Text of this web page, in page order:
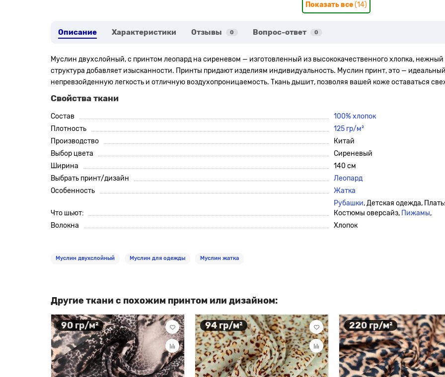
Показать все(14)
Описание Характеристики Отзывы 0 Вопрос-ответ 0
Муслин двухслойный, с принтом леопард на сиреневом — изготовленный из высококачественного хлопка,
структура добавляет изысканности. Принты придают изделиям индивидуальность. Муслин принт, это —
непревзойденную легкость и отличную воздухопроницаемость. Ткань дышит, позволяя вашей коже оставаться
Свойства ткани
Состав
100% хлопок
Плотность
125 гр/м²
Производство
Китай
Выбор цвета
Сиреневый
Ширина
140 см
Выбрать принт/дизайн
Леопард
Особенность
Жатка
Что шьют:
Рубашки, Детская одежда,
Костюмы оверсайз, Пижамы,
Волокна
Хлопок
Муслин двухслойный Муслин для одежды Муслин жатка
Другие ткани с похожим принтом или дизайном:
90 гр/м² 94 гр/м² 220 гр/м²